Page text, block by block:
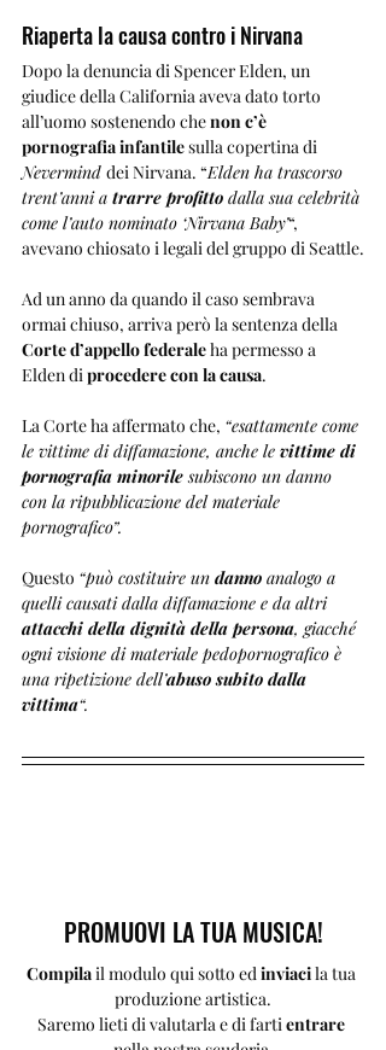
Riaperta la causa contro i Nirvana
Dopo la denuncia di Spencer Elden, un
giudice della California aveva dato torto
all’uomo sostenendo che non c’è
pornografia infantile sulla copertina di
Nevermind dei Nirvana. “Elden ha trascorso
trent’anni a trarre profitto dalla sua celebrità
come l’auto nominato ‘Nirvana Baby’“,
avevano chiosato i legali del gruppo di Seattle.
Ad un anno da quando il caso sembrava
ormai chiuso, arriva però la sentenza della
Corte d’appello federale ha permesso a
Elden di procedere con la causa.
La Corte ha affermato che, “esattamente come
le vittime di diffamazione, anche le vittime di
pornografia minorile subiscono un danno
con la ripubblicazione del materiale
pornografico”.
Questo “può costituire un danno analogo a
quelli causati dalla diffamazione e da altri
attacchi della dignità della persona, giacché
ogni visione di materiale pedopornografico è
una ripetizione dell’abuso subito dalla
vittima“.
PROMUOVI LA TUA MUSICA!
Compila il modulo qui sotto ed inviaci la tua
produzione artistica.
Saremo lieti di valutarla e di farti entrare